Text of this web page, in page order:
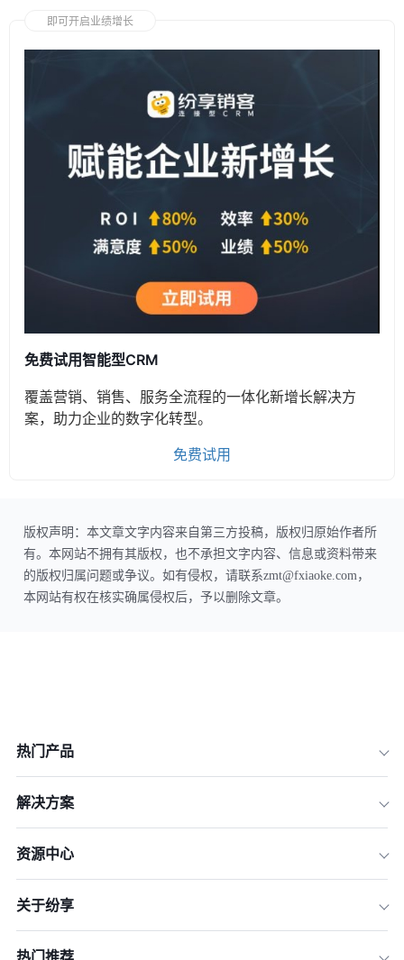
即可开启业绩增长
免费试用智能型CRM
覆盖营销、销售、服务全流程的一体化新增长解决方
案，助力企业的数字化转型。
免费试用
版权声明：本文章文字内容来自第三方投稿，版权归原始作者所
有。本网站不拥有其版权，也不承担文字内容、信息或资料带来
的版权归属问题或争议。如有侵权，请联系zmt@fxiaoke.com，
本网站有权在核实确属侵权后，予以删除文章。
热门产品
解决方案
资源中心
关于纷享